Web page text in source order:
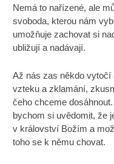
Nemá to nařízené, ale
svoboda, kterou nám
umožňuje zachovat si
ubližují a nadávají.
Až nás zas někdo
vzteku a zklamání,
čeho chceme
bychom si uvědomit, že
v království Božím a
toho se k němu chovat.